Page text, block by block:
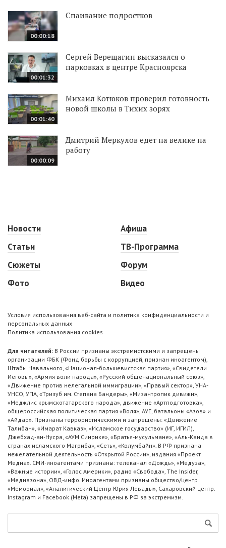
00:00:18
Спаивание подростков
00:01:32
Сергей Верещагин высказался о
парковках в центре Красноярска
00:01:40
Михаил Котюков проверил готовность
новой школы в Тихих зорях
00:00:09
Дмитрий Меркулов едет на велике на
работу
Новости
Статьи
Сюжеты
Фото
Афиша
ТВ-Программа
Форум
Видео
Условия использования веб-сайта и политика конфиденциальности и
персональных данных
Политика использования cookies
Для читателей: В России признаны экстремистскими и запрещены
организации ФБК (Фонд борьбы с коррупцией, признан иноагентом),
Штабы Навального, «Национал-большевистская партия», «Свидетели
Иеговы», «Армия воли народа», «Русский общенациональный союз»,
«Движение против нелегальной иммиграции», «Правый сектор», УНА-
УНСО, УПА, «Тризуб им. Степана Бандеры», «Мизантропик дивижн»,
«Меджлис крымскотатарского народа», движение «Артподготовка»,
общероссийская политическая партия «Воля», АУЕ, батальоны «Азов» и
«Айдар». Признаны террористическими и запрещены: «Движение
Талибан», «Имарат Кавказ», «Исламское государство» (ИГ, ИГИЛ),
Джебхад-ан-Нусра, «АУМ Синрике», «Братья-мусульмане», «Аль-Каида в
странах исламского Магриба», «Сеть», «Колумбайн». В РФ признана
нежелательной деятельность «Открытой России», издания «Проект
Медиа». СМИ-иноагентами признаны: телеканал «Дождь», «Медуза»,
«Важные истории», «Голос Америки», радио «Свобода», The Insider,
«Медиазона», ОВД-инфо. Иноагентами признаны общество/центр
«Мемориал», «Аналитический Центр Юрия Левады», Сахаровский центр.
Instagram и Facebook (Metа) запрещены в РФ за экстремизм.